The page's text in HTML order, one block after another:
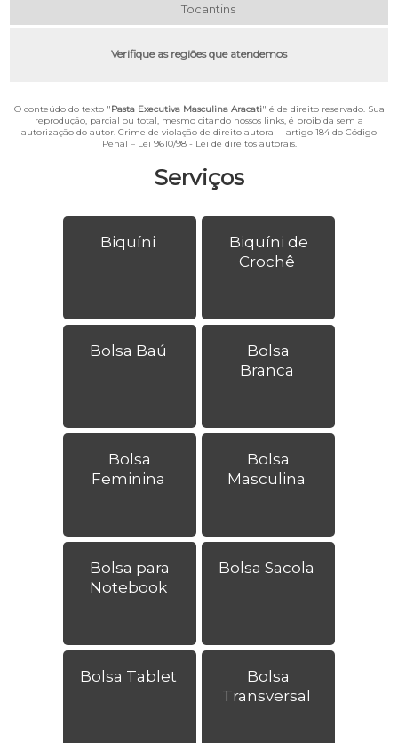
Serviços
Biquíni
Biquíni de
Crochê
Bolsa Baú
Bolsa
Branca
Bolsa
Feminina
Bolsa
Masculina
Bolsa para
Notebook
Bolsa Sacola
Bolsa Tablet
Bolsa
Transversal
Tocantins
Verifique as regiões que atendemos
O conteúdo do texto "Pasta Executiva Masculina Aracati" é de direito reservado. Sua
reprodução, parcial ou total, mesmo citando nossos links, é proibida sem a
autorização do autor. Crime de violação de direito autoral – artigo 184 do Código
Penal – Lei 9610/98 - Lei de direitos autorais.